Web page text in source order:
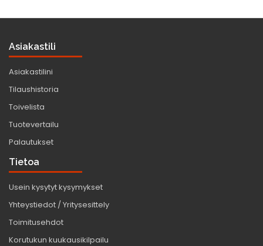
Asiakastili
Asiakastilini
Tilaushistoria
Toivelista
Tuotevertailu
Palautukset
Tietoa
Usein kysytyt kysymykset
Yhteystiedot / Yritysesittely
Toimitusehdot
Korutukun kuukausikilpailu